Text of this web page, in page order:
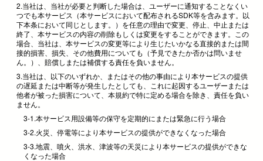
2.当社は、当社が必要と判断した場合は、ユーザーに通知することなくい
つでも本サービス（本サービスにおいて配布されるSDK等を含みます。以
下本条において同じとします。）を任意の理由で変更、停止、中止または
終了、本サービスの内容の削除もしくは変更をすることができます。この
場合、当社は、本サービスの変更等により生じたいかなる直接的または間
接的損害、損失、その他費用についても（予見できたか否かは問いませ
ん。）、賠償しまたは補償する責任を負いません。
3.当社は、以下のいずれか、またはその他の事由により本サービスの提供
の遅延または中断等が発生したとしても、これに起因するユーザーまたは
他者が被った損害について、本規約で特に定める場合を除き、責任を負い
ません。
3-1.本サービス用設備等の保守を定期的にまたは緊急に行う場合
3-2.火災、停電等により本サービスの提供ができなくなった場合
3-3.地震、噴火、洪水、津波等の天災により本サービスの提供ができな
くなった場合